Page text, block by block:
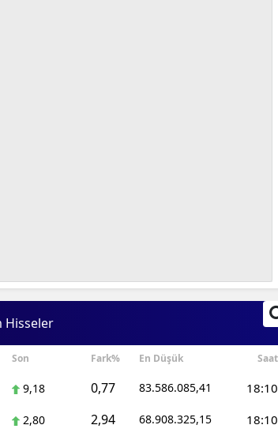
Hisseler
Son Fark% En Düşük Saat
9,18 0,77 83.586.085,41 18:10
2,80 2,94 68.908.325,15 18:10